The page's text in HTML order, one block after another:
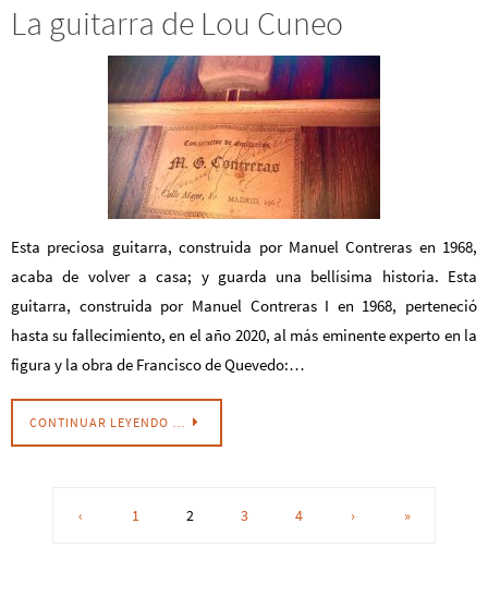
La guitarra de Lou Cuneo
Esta preciosa guitarra, construida por Manuel Contreras en 1968,
acaba de volver a casa; y guarda una bellísima historia. Esta
guitarra, construida por Manuel Contreras I en 1968, perteneció
hasta su fallecimiento, en el año 2020, al más eminente experto en la
figura y la obra de Francisco de Quevedo:…
CONTINUAR LEYENDO …
‹ 1 2 3 4 › »